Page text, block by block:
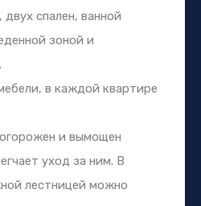
спален, ванной
зоной и
в каждой квартире
и вымощен
уход за ним. В
лестницей можно